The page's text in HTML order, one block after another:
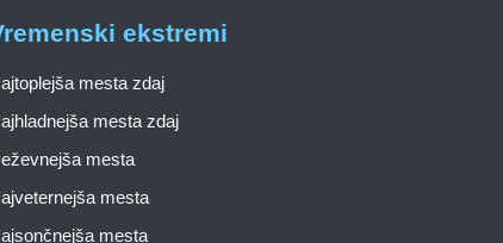
ekstremi
mesta zdaj
mesta zdaj
mesta
mesta
mesta